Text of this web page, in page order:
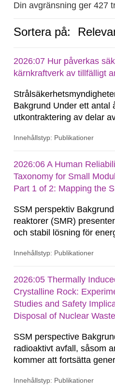
Din avgränsning ger 427
Sortera på:
2026:07 Hur påverkas
kärnkraftverk av tillfälligt
Bakgrund Under ett antal
utkontraktering av delar
kärnteknisk verksamhet
TH ha full rådighet över
goda möjligheter att...
Innehållstyp: Publikationer
2026:06 A Human
Taxonomy for Small
Part 1 of 2: Mapping the
SSM perspektiv
reaktorer (SMR)
och stabil lösning för
inneboende
passiva säkerhetssystem
argument till att SMR
Innehållstyp: Publikationer
2026:05 Thermally
Crystalline Rock:
Studies and Safety
Disposal of Nuclear
SSM perspective
radioaktivt avfall, såsom
kommer att fortsätta
expansion av berget kring
Innehållstyp: Publikationer